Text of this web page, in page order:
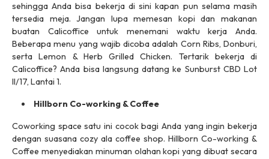
sehingga Anda bisa bekerja di sini kapan pun selama masih
tersedia meja. Jangan lupa memesan kopi dan makanan
buatan Calicoffice untuk menemani waktu kerja Anda.
Beberapa menu yang wajib dicoba adalah Corn Ribs, Donburi,
sertaLemon & Herb Grilled Chicken. Tertarik bekerja di
Calicoffice? Anda bisa langsung datang ke Sunburst CBD Lot
II/17, Lantai 1.
Hillborn Co-working & Coffee
Coworking spacesatu ini cocok bagi Anda yang ingin bekerja
dengan suasana cozy ala coffee shop. Hillborn Co-working &
Coffee menyediakan minuman olahan kopi yang dibuat secara